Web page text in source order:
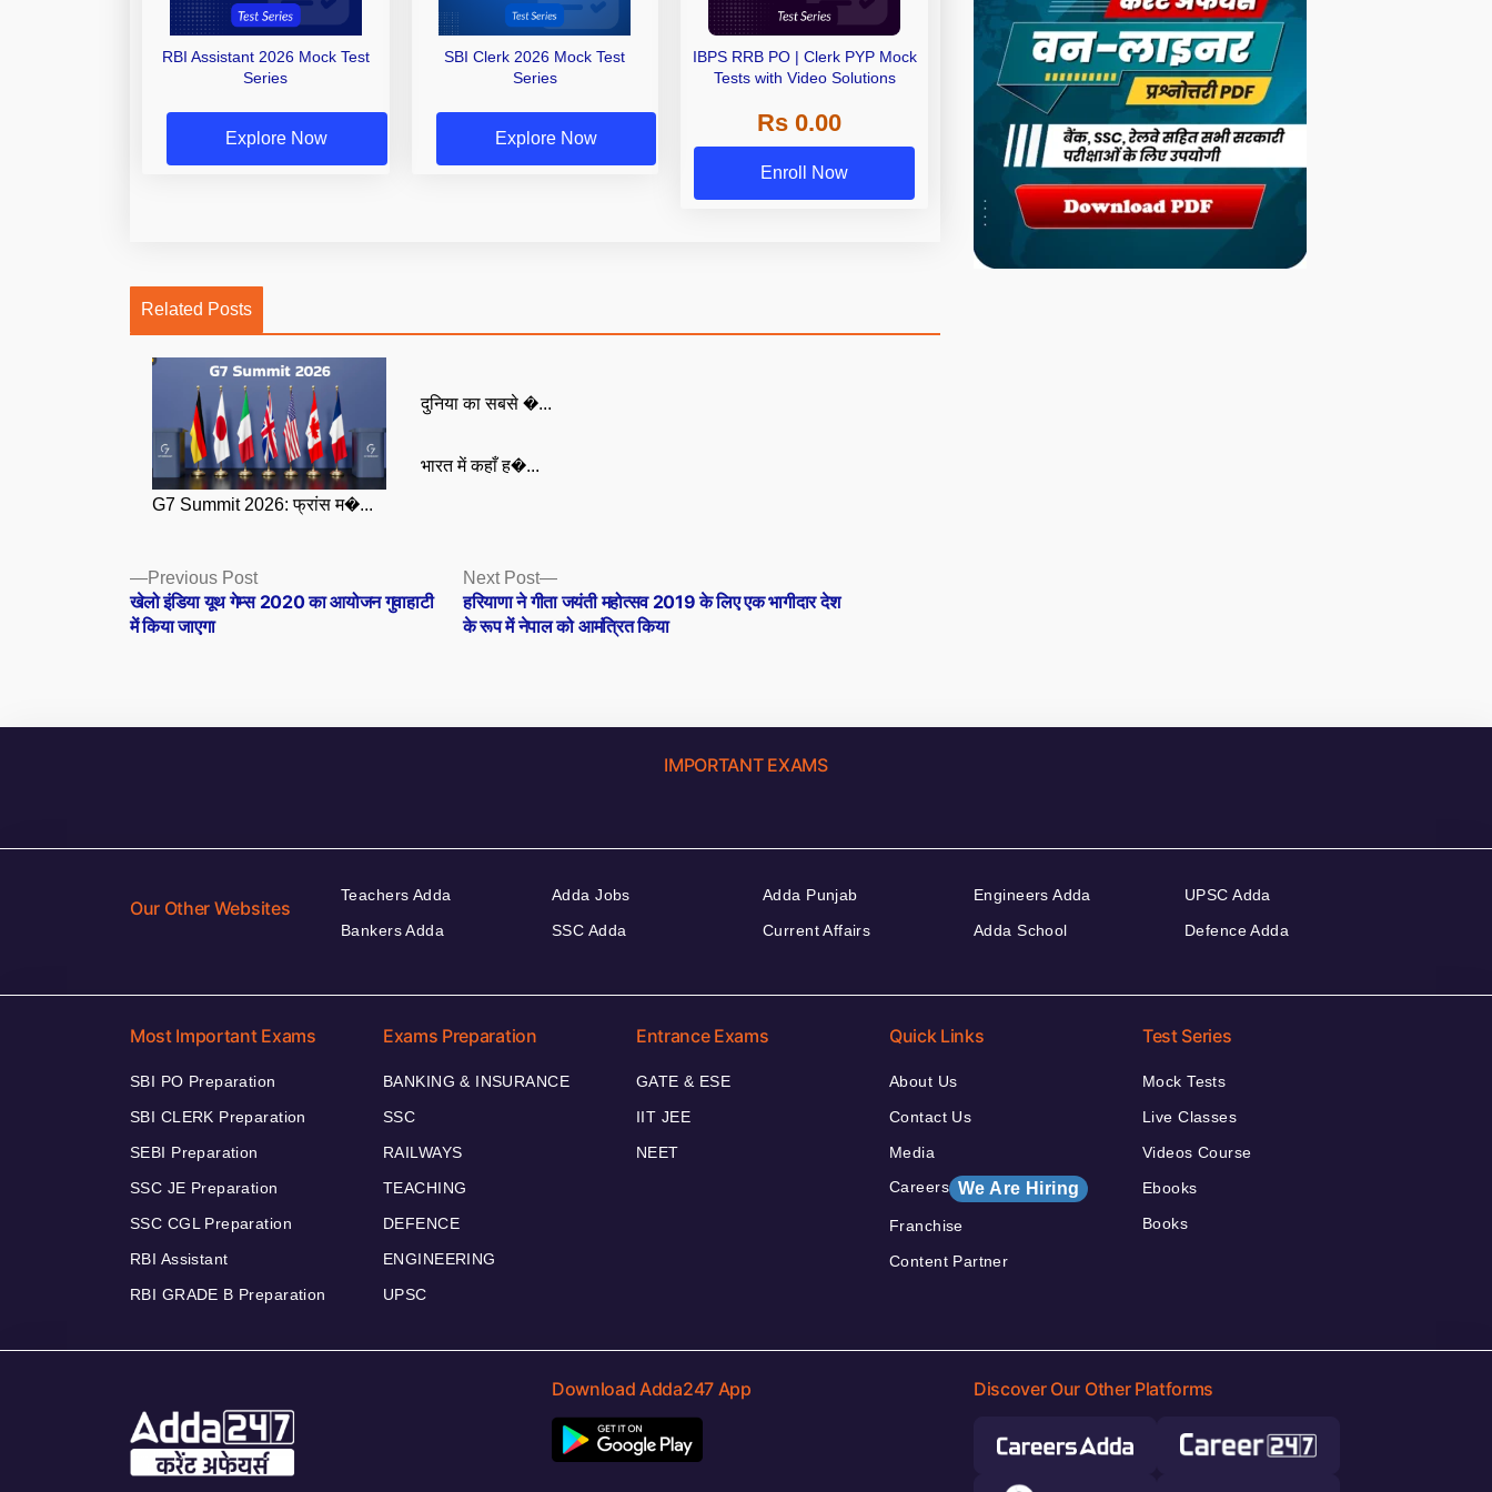
RBI Assistant 2026 Mock Test
Series
Explore Now
SBI Clerk 2026 Mock Test
Series
Explore Now
IBPS RRB PO | Clerk PYP Mock
Tests with Video Solutions
Rs 0.00
Enroll Now
Related Posts
G7 Summit 2026: फ्रांस म�...
दुनिया का सबसे �...
भारत में कहाँ ह�...
Posts
navigation
Previous PostPrevious
post:
खेलो इंडिया यूथ गेम्स 2020 का आयोजन गुवाहाटी
में किया जाएगा
Next Post
Next
post:
हरियाणा ने गीता जयंती महोत्सव 2019 के लिए एक भागीदार देश
के रूप में नेपाल को आमंत्रित किया
IMPORTANT EXAMS
Our Other Websites
Teachers Adda
Bankers Adda
Adda Jobs
SSC Adda
Adda Punjab
Current Affairs
Engineers Adda
Adda School
UPSC Adda
Defence Adda
Most Important Exams
SBI PO Preparation
SBI CLERK Preparation
SEBI Preparation
SSC JE Preparation
SSC CGL Preparation
RBI Assistant
RBI GRADE B Preparation
Exams Preparation
BANKING & INSURANCE
SSC
RAILWAYS
TEACHING
DEFENCE
ENGINEERING
UPSC
Entrance Exams
GATE & ESE
IIT JEE
NEET
Quick Links
About Us
Contact Us
Media
Careers We Are Hiring
Franchise
Content Partner
Test Series
Mock Tests
Live Classes
Videos Course
Ebooks
Books
Download Adda247 App Discover Our Other Platforms